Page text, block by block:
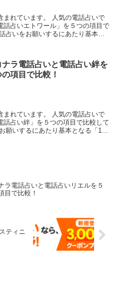
。 人気の電話占いで
話占いエトワール」を５つの項目で
ナラ電話占いと電話占い絆を
の項目で比較！
。 人気の電話占いで
占い絆」を５つの項目で比較して
ラ電話占いと電話占いリエルを５
目で比較！
ティニ